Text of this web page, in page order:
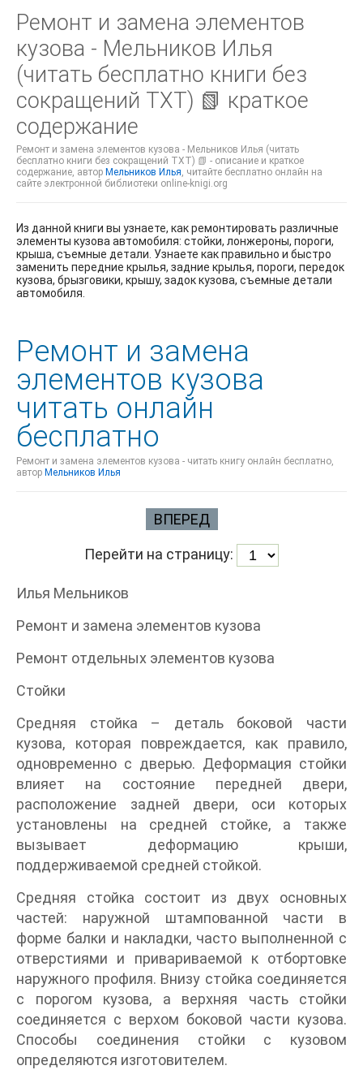
Ремонт и замена элементов
кузова - Мельников Илья
(читать бесплатно книги без
сокращений TXT) 📗 краткое
содержание
Ремонт и замена элементов кузова - Мельников Илья (читать
бесплатно книги без сокращений TXT) 📗 - описание и краткое
содержание, автор Мельников Илья, читайте бесплатно онлайн на
сайте электронной библиотеки online-knigi.org
Из данной книги вы узнаете, как ремонтировать различные
элементы кузова автомобиля: стойки, лонжероны, пороги,
крыша, съемные детали. Узнаете как правильно и быстро
заменить передние крылья, задние крылья, пороги, передок
кузова, брызговики, крышу, задок кузова, съемные детали
автомобиля.
Ремонт и замена
элементов кузова
читать онлайн
бесплатно
Ремонт и замена элементов кузова - читать книгу онлайн бесплатно,
автор Мельников Илья
ВПЕРЕД
Перейти на страницу:
Илья Мельников
Ремонт и замена элементов кузова
Ремонт отдельных элементов кузова
Стойки
Средняя стойка – деталь боковой части
кузова, которая повреждается, как правило,
одновременно с дверью. Деформация стойки
влияет на состояние передней двери,
расположение задней двери, оси которых
установлены на средней стойке, а также
вызывает деформацию крыши,
поддерживаемой средней стойкой.
Средняя стойка состоит из двух основных
частей: наружной штампованной части в
форме балки и накладки, часто выполненной с
отверстиями и привариваемой к отбортовке
наружного профиля. Внизу стойка соединяется
с порогом кузова, а верхняя часть стойки
соединяется с верхом боковой части кузова.
Способы соединения стойки с кузовом
определяются изготовителем.